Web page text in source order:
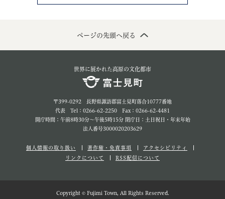
ページの先頭へ戻る
世界に展かれた高原の文化都市
〒399-0292 長野県諏訪郡富士見町落合10777番地
代表 Tel：0266-62-2250 Fax：0266-62-4481
開庁時間：午前8時30分～午後5時15分 閉庁日：土日祝日・年末年始
法人番号3000020203629
個人情報の取り扱い 著作権・免責事項
アクセシビリティ
リンクについて
RSS配信について
Copyright © Fujimi Town, All Rights Reserved.